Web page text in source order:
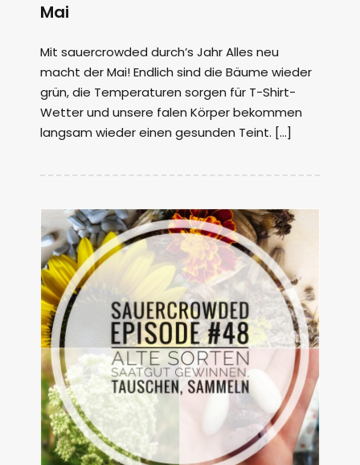
Mai
Mit sauercrowded durch’s Jahr Alles neu
macht der Mai! Endlich sind die Bäume wieder
grün, die Temperaturen sorgen für T-Shirt-
Wetter und unsere falen Körper bekommen
langsam wieder einen gesunden Teint. […]